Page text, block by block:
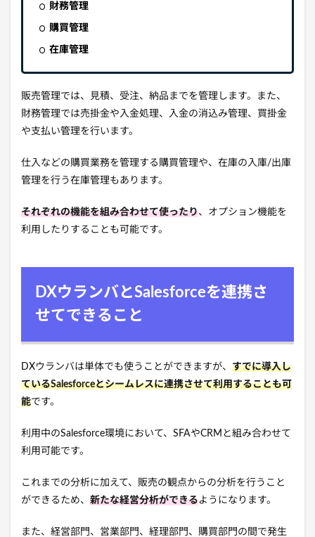
財務管理
購買管理
在庫管理
販売管理では、見積、受注、納品までを管理します。また、
財務管理では売掛金や入金処理、入金の消込み管理、買掛金
や支払い管理を行います。
仕入などの購買業務を管理する購買管理や、在庫の入庫/出庫
管理を行う在庫管理もあります。
それぞれの機能を組み合わせて使ったり、オプション機能を
利用したりすることも可能です。
DXウランバとSalesforceを連携さ
せてできること
DXウランバは単体でも使うことができますが、 すでに導入し
ているSalesforceとシームレスに連携させて利用することも可
能です。
利用中のSalesforce環境において、SFAやCRMと組み合わせて
利用可能です。
これまでの分析に加えて、販売の観点からの分析を行うこと
ができるため、 新たな経営分析ができるようになります。
また、経営部門、営業部門、経理部門、購買部門の間で発生